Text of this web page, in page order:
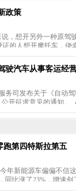
政策
，想开另外一种原驾
证的人想开摩托车，
驶汽车从事客运经
务司发布关于《自动
公开征求意见的通知
跑第四特斯拉第五
年新能源车偏偏不信
同比涨了23%，增速